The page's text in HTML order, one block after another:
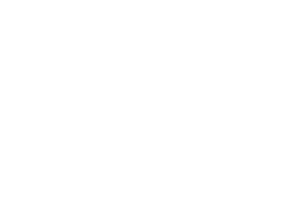
Cela impacte la vie sociale, psychologique et professionnelle
jusqu'à remettre en question leur féminité.
l'origine de certains complexes.
sur
l'appellation d'hypoplasie, est en effet à l'origine d'un
En quête de bien-être et de féminité, certaines femmes
mammaire en optant pour un lipofilling ou des